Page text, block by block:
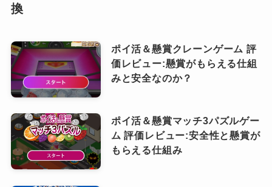
換
ポイ活＆懸賞クレーンゲーム 評
価レビュー:懸賞がもらえる仕組
みと安全なのか？
ポイ活＆懸賞マッチ3パズルゲー
ム 評価レビュー:安全性と懸賞が
もらえる仕組み